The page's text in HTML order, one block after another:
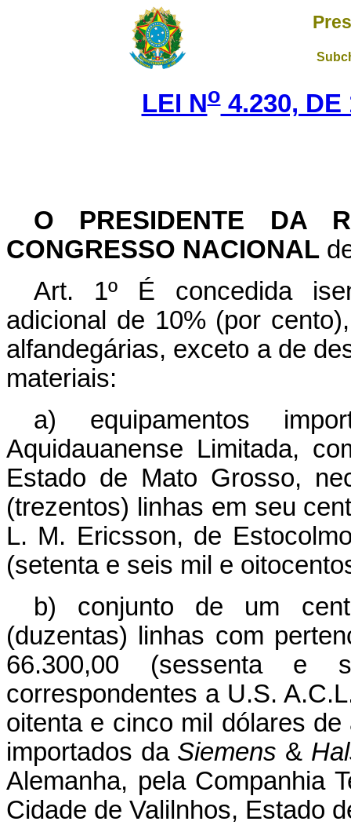
LEI No4.230, DE
O PRESIDENTE DA
CONGRESSO NACIONAL
Art. 1º É concedida
adicional de 10% (por
alfandegárias, exceto a de
materiais:
a) equipamentos
Aquidauanense Limitada,
Estado de Mato Grosso,
(trezentos) linhas em seu
L. M. Ericsson, de
(setenta e seis mil e
b) conjunto de um
(duzentas) linhas com
66.300,00 (sessenta e
correspondentes a U.S.
oitenta e cinco mil dólares
importados da Siemens &
Alemanha, pela Companhia
Cidade de Valilnhos, Estado